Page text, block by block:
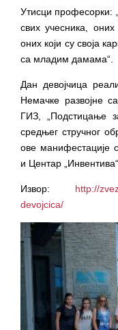
Утисци професорки:
свих учесника,
оних који су своја
са младим дамама“.
Дан девојчица
Немачке развојне
ГИЗ, „Подстицање
средњег стручног
ове манифестације
и Центар „Инвентива“.
Извор: http://
devojcica/